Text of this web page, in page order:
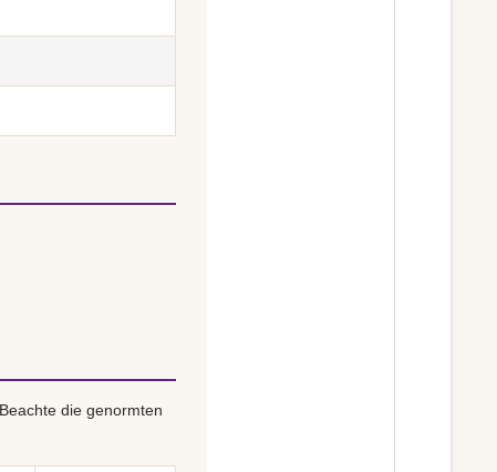
die genormten